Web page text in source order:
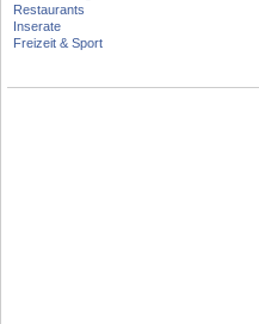
Restaurants
Inserate
Freizeit & Sport